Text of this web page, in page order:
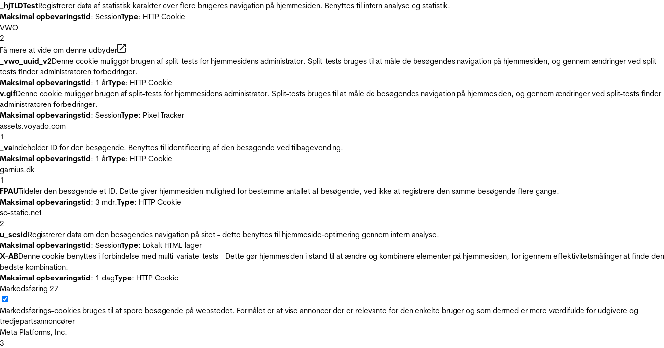
_hjTLDTestRegistrerer data af statistisk karakter over flere brugeres navigation på hjemmesiden. Benyttes til intern analyse og statistik.
Maksimal opbevaringstid: SessionType: HTTP Cookie
VWO
2
Få mere at vide om denne udbyder
_vwo_uuid_v2Denne cookie muliggør brugen af split-tests for hjemmesidens administrator. Split-tests bruges til at måle de besøgendes navigation på hjemmesiden, og gennem ændringer ved split-
tests finder administratoren forbedringer.
Maksimal opbevaringstid: 1 årType: HTTP Cookie
v.gifDenne cookie muliggør brugen af split-tests for hjemmesidens administrator. Split-tests bruges til at måle de besøgendes navigation på hjemmesiden, og gennem ændringer ved split-tests finder
administratoren forbedringer.
Maksimal opbevaringstid: SessionType: Pixel Tracker
assets.voyado.com
1
_vaIndeholder ID for den besøgende. Benyttes til identificering af den besøgende ved tilbagevending.
Maksimal opbevaringstid: 1 årType: HTTP Cookie
garnius.dk
1
FPAUTildeler den besøgende et ID. Dette giver hjemmesiden mulighed for bestemme antallet af besøgende, ved ikke at registrere den samme besøgende flere gange.
Maksimal opbevaringstid: 3 mdr.Type: HTTP Cookie
sc-static.net
2
u_scsidRegistrerer data om den besøgendes navigation på sitet - dette benyttes til hjemmeside‐optimering gennem intern analyse.
Maksimal opbevaringstid: SessionType: Lokalt HTML-lager
X-ABDenne cookie benyttes i forbindelse med multi-variate-tests - Dette gør hjemmesiden i stand til at ændre og kombinere elementer på hjemmesiden, for igennem effektivitetsmålinger at finde den
bedste kombination.
Maksimal opbevaringstid: 1 dagType: HTTP Cookie
Markedsføring 27
Markedsførings-cookies bruges til at spore besøgende på webstedet. Formålet er at vise annoncer der er relevante for den enkelte bruger og som dermed er mere værdifulde for udgivere og
tredjepartsannoncører
Meta Platforms, Inc.
3